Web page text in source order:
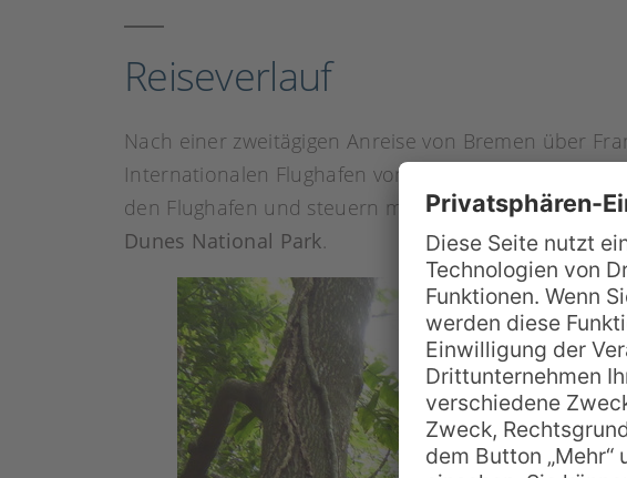
Reiseverlauf
Nach einer zweitägigen Anreise von Bremen über
Internationalen Flughafen von
, der
den Flughafen und steuern mit Hilfe von Google
Dunes National Park.